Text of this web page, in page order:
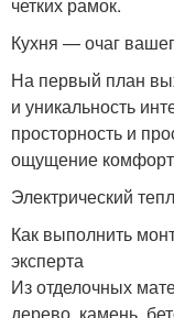
четких рамок.
Кухня — очаг
На первый план
и уникальность
просторность и
ощущение
Электрический
Как выполнить
эксперта
Из отделочных